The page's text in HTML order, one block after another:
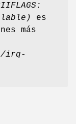
es
más
irq-